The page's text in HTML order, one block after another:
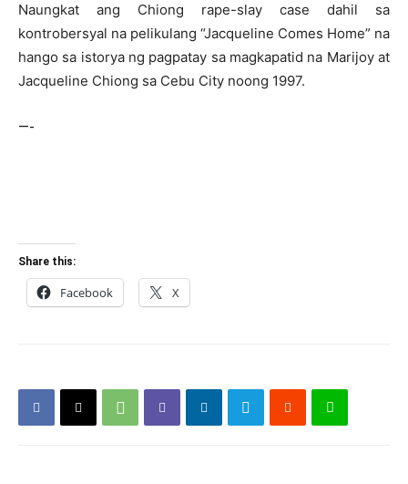
Naungkat ang Chiong rape-slay case dahil sa
kontrobersyal na pelikulang “Jacqueline Comes Home” na
hango sa istorya ng pagpatay sa magkapatid na Marijoy at
Jacqueline Chiong sa Cebu City noong 1997.
—-
Share this:
Facebook X